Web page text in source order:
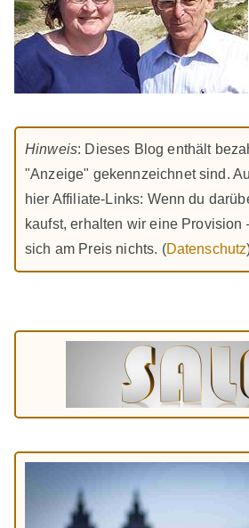
Hinweis: Dieses Blog enthält
"Anzeige" gekennzeichnet sind.
hier Affiliate-Links: Wenn du
kaufst, erhalten wir eine Provision
sich am Preis nichts. (Datenschutz